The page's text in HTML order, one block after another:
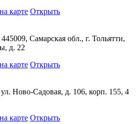
карте Открыть
Самарская обл., г. Тольятти,
д. 22
карте Открыть
Ново-Садовая, д. 106, корп. 155, 4
карте Открыть